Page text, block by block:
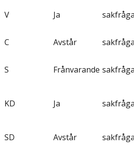
V Ja
C Avstår
S Frånvarande
KD Ja
SD Avstår